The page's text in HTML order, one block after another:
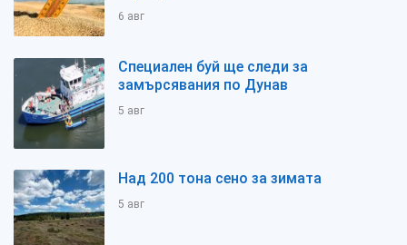
6 авг
Специален буй ще следи за
замърсявания по Дунав
5 авг
Над 200 тона сено за зимата
5 авг